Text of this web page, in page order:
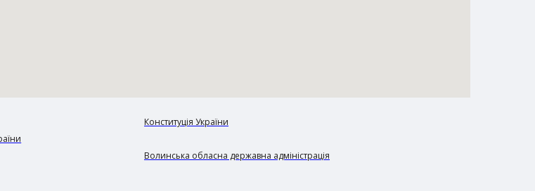
Конституція України
Волинська обласна державна адміністрація